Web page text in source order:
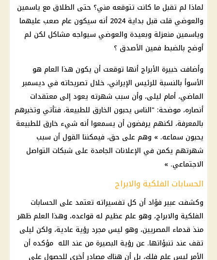
لماذا لم تقبل ما كانت تتوقعه مني؟ حتى الطلاق مع ياسمين
والعوضي قلت قبل بداية 2024 أنه سيكون عام صعب عليهما
وياسمين منعزلة وبعيدة والعوضي سيواجه مشاكل لكن لم
أوضح بالضبط فمين الأصدق ؟
وأضافت خبيرة الأبراج أنها توقعت أن يكون هذا العام هو
الأسوأ بالنسبة للرئيس الإيراني، خلال تصريحاته في ديسمبر
الماضي، أمام ليلى، وأن سبب شهرته يعود إلى معتقدات
أنصاره، موضحة: "الناس يحبون الخارق للطبيعة، فتأتي وتخبرهم
بالمعرفة، لكنهم يرفضون أن يسمعوا أنه شيء خارق للطبيعة
يحبون سماعه. » وهم على حق، فيمكننا القول أن سبب
شهرتهم يكمن في الإعلانات الجامدة على شبكات التواصل
الاجتماعي. »
الحسابات الفلكية والابراج
وكشفت عبير فؤاد أن كل تفسيراته تعتمد على الحسابات
الفلكية والابراج، وهو علم عظيم له قواعده، وهذا العلم ظهر
منذ قدماء المصريين، وهو ليس مجرد رؤية عادية، ولكن ليلى
تقف عند تنبؤاتها. عن رؤية البصيرة من عند الله مؤكده أن
الأمر ليس علم فلك، بل أن هناك مصادر أخرى للحصول على